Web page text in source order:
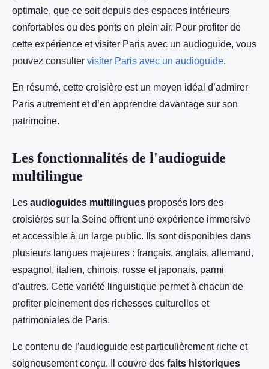
optimale, que ce soit depuis des espaces intérieurs
confortables ou des ponts en plein air. Pour profiter de
cette expérience et visiter Paris avec un audioguide, vous
pouvez consulter visiter Paris avec un audioguide.
En résumé, cette croisière est un moyen idéal d’admirer
Paris autrement et d’en apprendre davantage sur son
patrimoine.
Les fonctionnalités de l'audioguide
multilingue
Les audioguides multilingues proposés lors des
croisières sur la Seine offrent une expérience immersive
et accessible à un large public. Ils sont disponibles dans
plusieurs langues majeures : français, anglais, allemand,
espagnol, italien, chinois, russe et japonais, parmi
d’autres. Cette variété linguistique permet à chacun de
profiter pleinement des richesses culturelles et
patrimoniales de Paris.
Le contenu de l’audioguide est particulièrement riche et
soigneusement conçu. Il couvre des faits historiques